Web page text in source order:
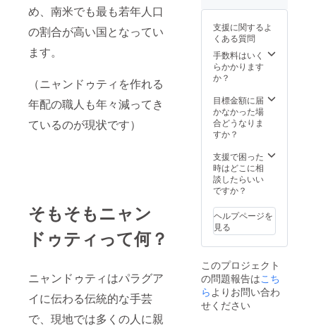
め、南米でも最も若年人口
の割合が高い国となってい
ます。
（ニャンドゥティを作れる
年配の職人も年々減ってき
ているのが現状です）
そもそもニャン
ドゥティって何？
ニャンドゥティはパラグア
イに伝わる伝統的な手芸
で、現地では多くの人に親
きませ
ん ⑥ド
イリー
・本文
に掲載
されて
から弊
社が完
全ラン
させて
いただ
きます
・お花
型かは
いただ
けま
す。備
考欄に
希望を
記載く
ださ
お送り
いたし
ますが
クレ
ジット
の記載
名前1つ
だけの
記載に
らの
メッ
セージ
も1つだ
りま
援の気
持ちだ
支援く
ださっ
たパト
ロン様
クセサ
リー ・
PARTS
CLUB
手作り
アクセ
※書籍は
リター
ンのオ
お好き
な書籍
を3種類
お選び
い。 ⑥
みなみ
ちゃん
の未掲
ト生写
真（5種
類全
て） ※
全ての
・おお
じさん
・チー
ズの島
と15ひ
きのネ
ゼロか
ら学ぶ
プログ
ラミン
・貴和
製作所
監修 か
んたん
いい手
作りア
クセサ
リー ・
CLUB
手作り
アクセ
サリー
BOOK
支援に関するよ
くある質問
手数料はいく
らかかります
か？
目標金額に届
かなかった場
合どうなりま
すか？
支援で困った
時はどこに相
談したらいい
ですか？
ヘルプページを
見る
このプロジェクト
の問題報告はこち
ら よりお問い合わ
せください